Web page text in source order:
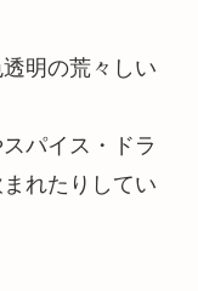
明の荒々しい
パイス・ドラ
れたり してい